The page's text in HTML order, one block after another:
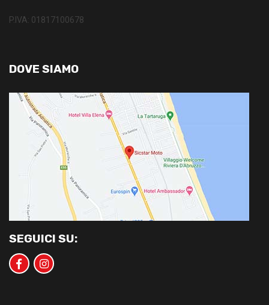
P.IVA: 01817100678
DOVE SIAMO
SEGUICI SU: